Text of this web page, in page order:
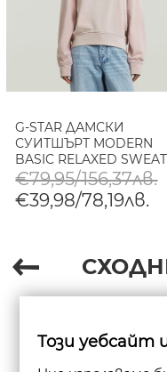
G-STAR ДАМСКИ
СУИТШЪРТ MODERN
BASIC RELAXED
В BURNISHED LILAC GD
€79,95/156,37лв.
€39,98/78,19лв.
Този уебсайт